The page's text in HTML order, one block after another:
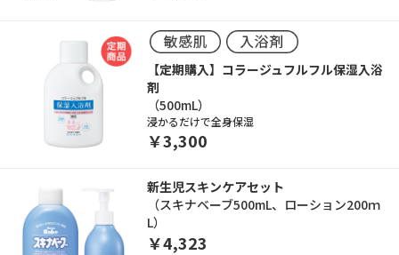
【定期購入】コラージュフルフル保湿入浴
剤
（500mL）
浸かるだけで全身保湿
￥3,300
新生児スキンケアセット
（スキナベーブ500mL、ローション200ｍ
L）
￥4,323